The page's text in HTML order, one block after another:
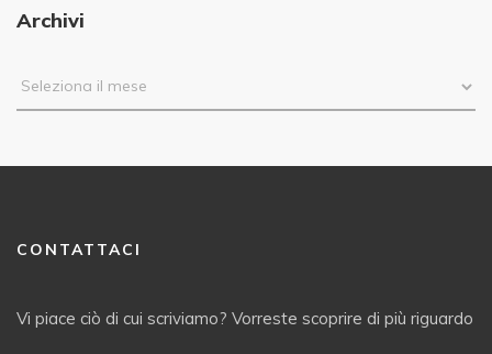
Archivi
CONTATTACI
Vi piace ciò di cui scriviamo? Vorreste scoprire di più riguardo